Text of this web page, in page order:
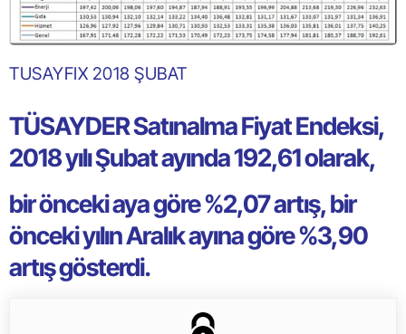
TUSAYFIX 2018 ŞUBAT
TÜSAYDER Satınalma Fiyat Endeksi,
2018 yılı Şubat ayında 192,61 olarak,
bir önceki aya göre %2,07 artış, bir
önceki yılın Aralık ayına göre %3,90
artış gösterdi.